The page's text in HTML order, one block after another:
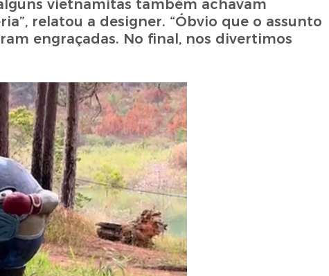
vietnamitas também achavam
relatou a designer. “Óbvio que o assunto
engraçadas. No final, nos divertimos